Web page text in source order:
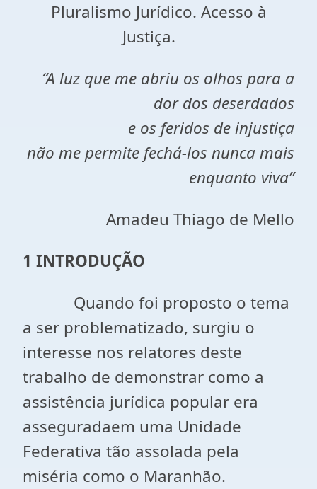
Pluralismo Jurídico. Acesso à
Justiça.
“A luz que me abriu os olhos para a
dor dos deserdados
e os feridos de injustiça
não me permite fechá-los nunca mais
enquanto viva”
Amadeu Thiago de Mello
1 INTRODUÇÃO
Quando foi proposto o tema
a ser problematizado, surgiu o
interesse nos relatores deste
trabalho de demonstrar como a
assistência jurídica popular era
asseguradaem uma Unidade
Federativa tão assolada pela
miséria como o Maranhão.